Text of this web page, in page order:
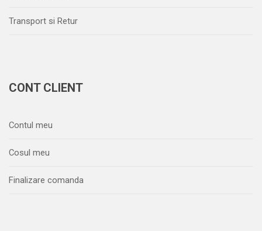
Transport si Retur
CONT CLIENT
Contul meu
Cosul meu
Finalizare comanda